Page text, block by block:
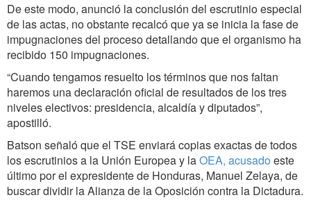
De este modo, anunció la conclusión del escrutinio especial
de las actas, no obstante recalcó que ya se inicia la fase de
impugnaciones del proceso detallando que el organismo ha
recibido 150 impugnaciones.
“Cuando tengamos resuelto los términos que nos faltan
haremos una declaración oficial de resultados de los tres
niveles electivos: presidencia, alcaldía y diputados”,
apostilló.
Batson señaló que el TSE enviará copias exactas de todos
los escrutinios a la Unión Europea y laOEA, acusado este
último por el expresidente de Honduras, Manuel Zelaya, de
buscar dividir la Alianza de la Oposición contra la Dictadura.